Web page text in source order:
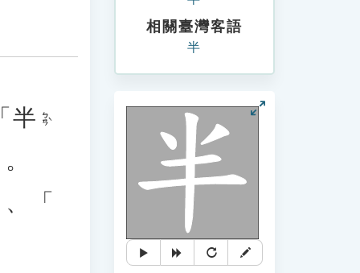
半 ㄅㄢˋ
「
相關臺灣客語
半